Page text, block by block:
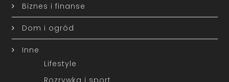
Biznes i finanse
Dom i ogród
Inne
Lifestyle
Rozrywka i sport